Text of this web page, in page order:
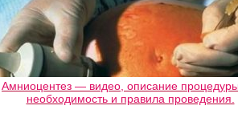
Амниоцентез — видео, описание
необходимость и правила проведения.